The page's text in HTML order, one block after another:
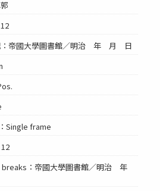
：帝國大學圖書館／明治 年 月 日
Single frame
breaks：帝國大學圖書館／明治 年